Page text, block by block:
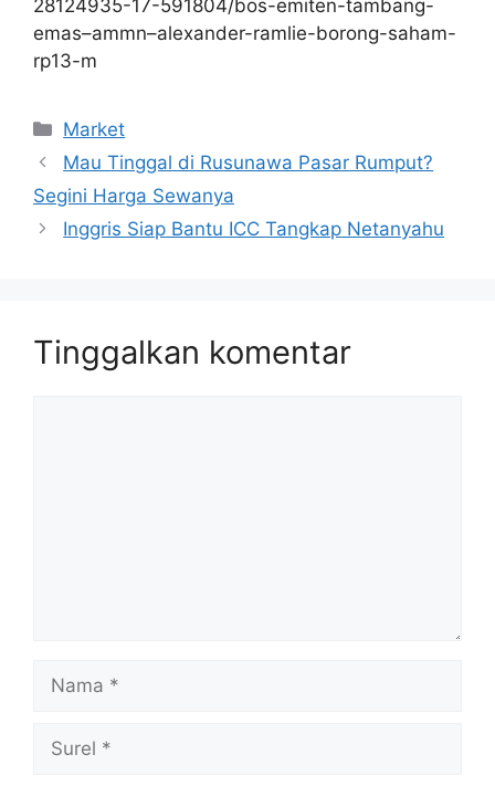
28124935-17-591804/bos-emiten-tambang-
emas–ammn–alexander-ramlie-borong-saham-
rp13-m
Kategori
Market
Mau Tinggal di Rusunawa Pasar Rumput?
Segini Harga Sewanya
Inggris Siap Bantu ICC Tangkap Netanyahu
Tinggalkan komentar
Nama
Surel